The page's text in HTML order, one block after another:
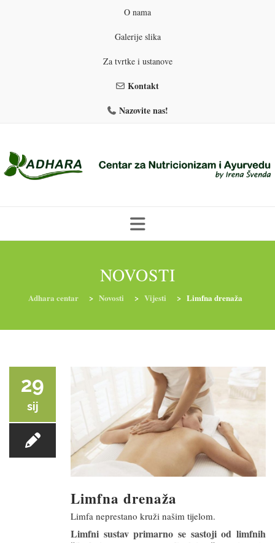
O nama
Galerije slika
Za tvrtke i ustanove
Kontakt
Nazovite nas!
YOGA I TRENINZI
NOVOSTI
Adhara centar > Novosti > Vijesti > Limfna drenaža
29
sij
Limfna drenaža
Limfa neprestano kruži našim tijelom.
Limfni sustav primarno se sastoji od limfnih